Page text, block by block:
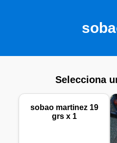
Selecciona
sobao martinez 19
grs x 1